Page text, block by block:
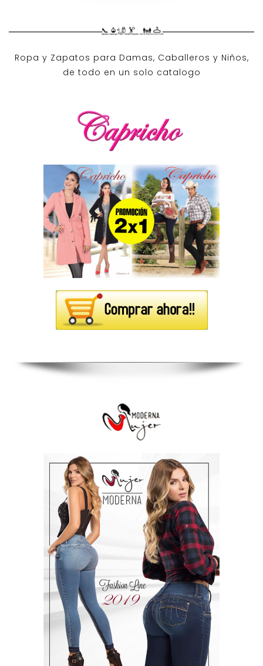
Ropa y Zapatos para Damas, Caballeros y Niños,
de todo en un solo catalogo